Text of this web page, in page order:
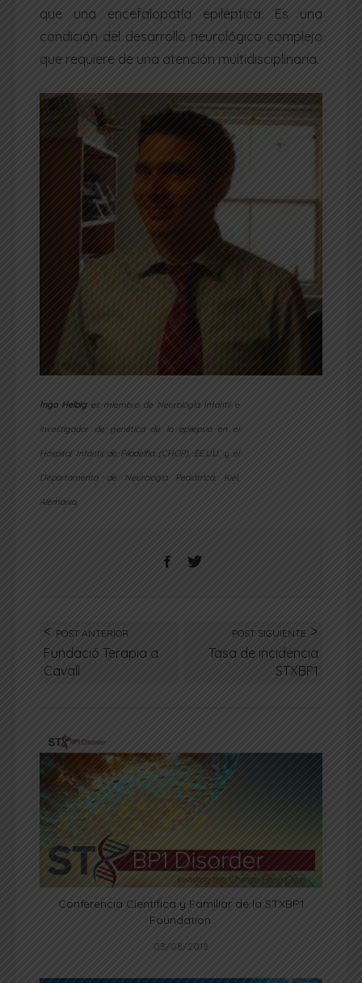
que una encefalopatía epiléptica. Es una
condición del desarrollo neurológico complejo
que requiere de una atención multidisciplinaria.
Ingo Helbiges miembro de Neurología Infantil e
investigador de genética de la epilepsia en el
Hospital Infantil de Filadelfia (CHOP), EE.UU. y el
Departamento de Neurología Pediátrica, Kiel,
Alemania.
POST ANTERIOR
Fundació Terapia a
Cavall
POST SIGUIENTE
Tasa de incidencia
STXBP1
Conferencia Científica y Familiar de la STXBP1
Foundation.
03/08/2018